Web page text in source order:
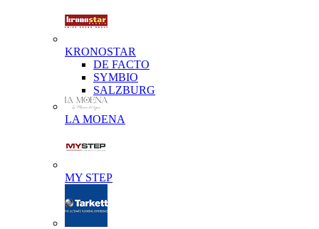
KRONOSTAR
DE FACTO
SYMBIO
SALZBURG
LA MOENA
MY STEP